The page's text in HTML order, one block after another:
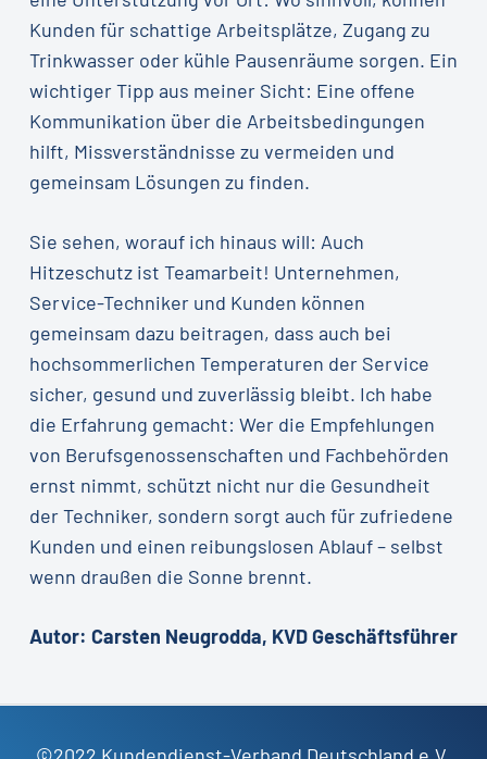
Kunden für schattige Arbeitsplätze, Zugang zu
Trinkwasser oder kühle Pausenräume sorgen. Ein
wichtiger Tipp aus meiner Sicht: Eine offene
Kommunikation über die Arbeitsbedingungen
hilft, Missverständnisse zu vermeiden und
gemeinsam Lösungen zu finden.
Sie sehen, worauf ich hinaus will: Auch
Hitzeschutz ist Teamarbeit! Unternehmen,
Service-Techniker und Kunden können
gemeinsam dazu beitragen, dass auch bei
hochsommerlichen Temperaturen der Service
sicher, gesund und zuverlässig bleibt. Ich habe
die Erfahrung gemacht: Wer die Empfehlungen
von Berufsgenossenschaften und Fachbehörden
ernst nimmt, schützt nicht nur die Gesundheit
der Techniker, sondern sorgt auch für zufriedene
Kunden und einen reibungslosen Ablauf – selbst
wenn draußen die Sonne brennt.
Autor: Carsten Neugrodda, KVD Geschäftsführer